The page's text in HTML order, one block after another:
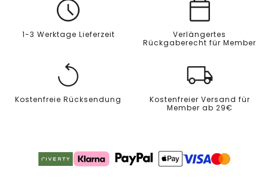
1-3 Werktage Lieferzeit
Verlängertes
Rückgaberecht für Member
Kostenfreie Rücksendung
Kostenfreier Versand für
Member ab 29€